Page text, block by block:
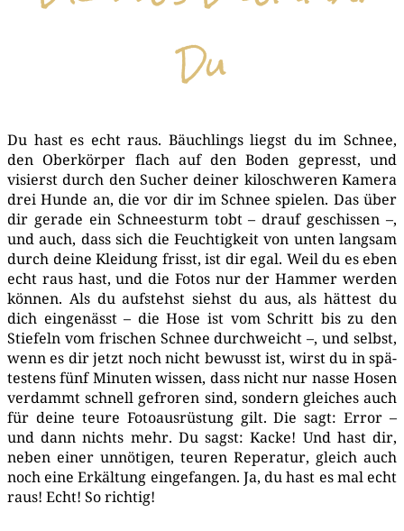
Du
Du hast es echt raus. Bäuch­lings liegst du im Schnee,
den Ober­kör­per flach auf den Boden gepresst, und
visierst durch den Sucher dei­ner kilo­schwe­ren Kame­ra
drei Hun­de an, die vor dir im Schnee spie­len. Das über
dir gera­de ein Schnee­sturm tobt – drauf geschis­sen –,
und auch, dass sich die Feuch­tig­keit von unten lang­sam
durch dei­ne Klei­dung frisst, ist dir egal. Weil du es eben
echt raus hast, und die Fotos nur der Ham­mer wer­den
kön­nen. Als du auf­stehst siehst du aus, als hät­test du
dich ein­ge­nässt – die Hose ist vom Schritt bis zu den
Stie­feln vom fri­schen Schnee durch­weicht –, und selbst,
wenn es dir jetzt noch nicht bewusst ist, wirst du in spä­
tes­tens fünf Minu­ten wis­sen, dass nicht nur nas­se Hosen
ver­dammt schnell gefro­ren sind, son­dern glei­ches auch
für dei­ne teu­re Foto­aus­rüs­tung gilt. Die sagt: Error –
und dann nichts mehr. Du sagst: Kacke! Und hast dir,
neben einer unnö­ti­gen, teu­ren Repe­ra­tur, gleich auch
noch eine Erkäl­tung ein­ge­fan­gen. Ja, du hast es mal echt
raus! Echt! So richtig!